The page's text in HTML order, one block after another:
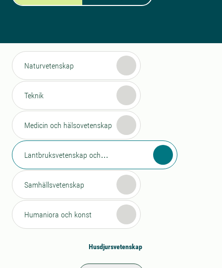
Naturvetenskap
Teknik
Medicin och hälsovetenskap
Lantbruksvetenskap och
veterinärmedicin
Samhällsvetenskap
Humaniora och konst
Husdjursvetenskap